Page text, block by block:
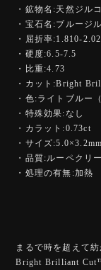
・鉱物名:天然ジル
・宝石名:ブルージ
・屈折率:1.810-
・硬度:6.5-7.5
・比重:4.73
・カット:Bright
・色:ライトブルー
・特殊効果:なし
・カラット:0.73ct
・サイズ:5.0×3.2mm
・品質:ルーペクリ
・処理の有無:加熱
まるで時を超えて
Bright Brilliant